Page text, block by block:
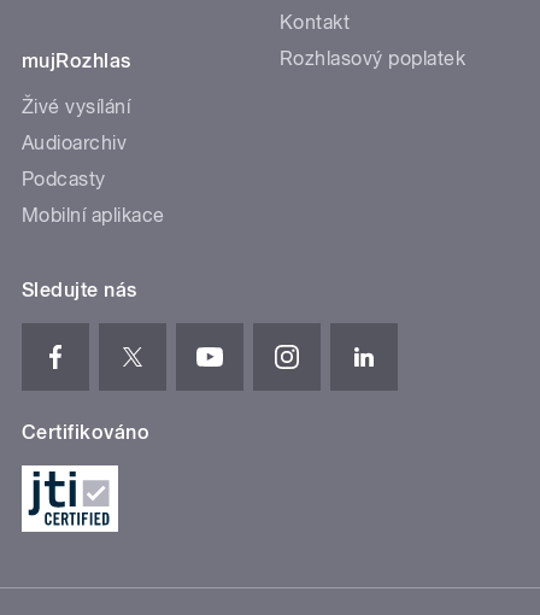
mujRozhlas
Živé vysílání
Audioarchiv
Podcasty
Mobilní aplikace
Kontakt
Rozhlasový poplatek
Sledujte nás
Certifikováno